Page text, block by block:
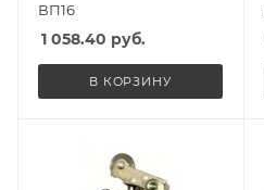
ВП16
1 058.40 руб.
В КОРЗИНУ